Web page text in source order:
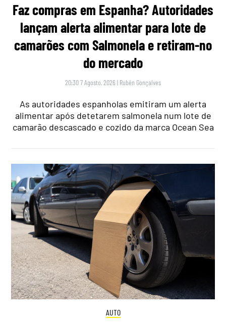
Faz compras em Espanha? Autoridades
lançam alerta alimentar para lote de
camarões com Salmonela e retiram-no
do mercado
20:30 7 Agosto, 2026 | Rubén Gonçalves
As autoridades espanholas emitiram um alerta
alimentar após detetarem salmonela num lote de
camarão descascado e cozido da marca Ocean Sea
AUTO